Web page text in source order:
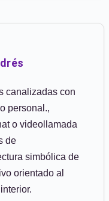
canalizadas con
personal.,
o videollamada
de
simbólica de
orientado al